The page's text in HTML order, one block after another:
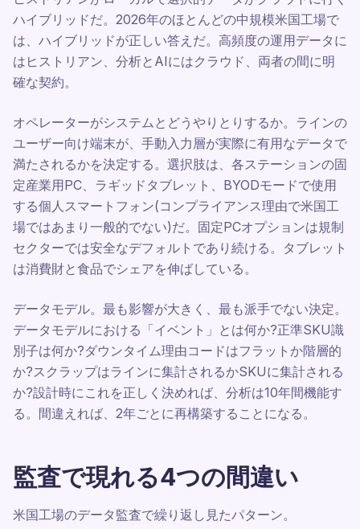
ハイブリッドだ。2026年のほとんどの中規模米国工場で
は、ハイブリッドが正しい答えだ。高頻度の運用データに
はヒストリアン、分析とAIにはクラウド、両者の間に明
確な契約。
オペレーターがシステムとどうやりとりするか。ラインの
ユーザー向け端末が、手動入力層が実際に有用なデータで
満たされるかを決定する。選択肢は、各ステーションの固
定産業用PC、ラギッドタブレット、BYODモードで使用
する個人スマートフォン(コンプライアンス理由で米国工
場ではあまり一般的でない)だ。固定PCオプションは規制
セクターでは安全なデフォルトであり続ける。タブレット
は消費財と食品でシェアを伸ばしている。
データモデル。最も影響が大きく、最も派手でない決定。
データモデルにおける「イベント」とは何か?正準SKU識
別子は何か?ダウンタイム理由コードはフラットか階層的
か?スクラップはラインに集計されるかSKUに集計される
か?設計時にこれを正しく決めれば、分析は10年間機能す
る。間違えれば、2年ごとに再構築することになる。
監査で現れる4つの間違い
米国工場のデータ監査で繰り返し見たパターン。